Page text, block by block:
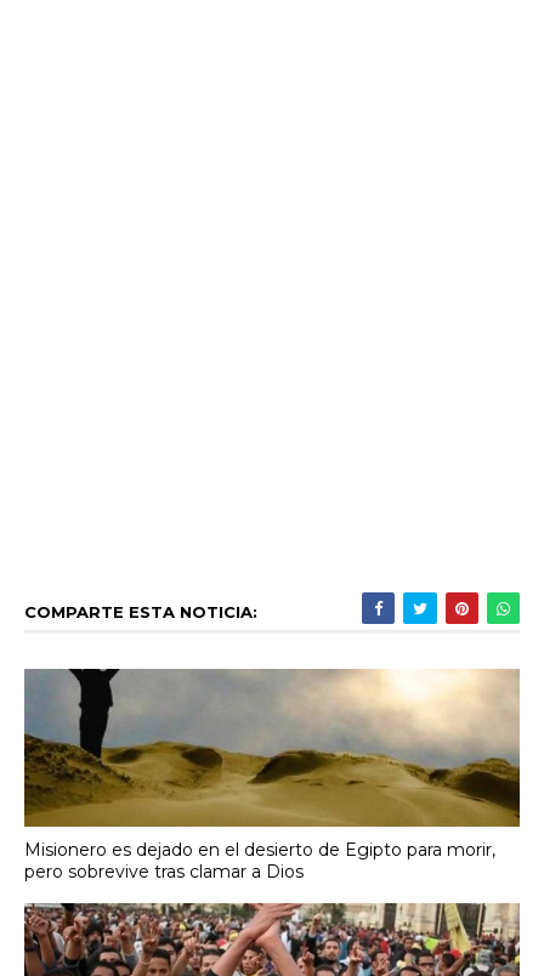
COMPARTE ESTA NOTICIA:
Misionero es dejado en el desierto de Egipto para morir,
pero sobrevive tras clamar a Dios